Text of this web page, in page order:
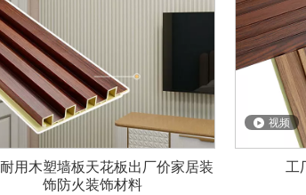
用木塑墙板天花板出厂价家居装
饰防火装饰材料
视频
工